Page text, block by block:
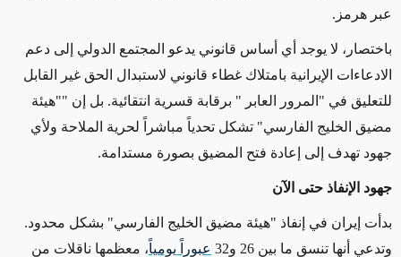
عبر هرمز .
باختصار، لا يوجد أي أساس قانوني يدعو المجتمع الدولي إلى دعم
الادعاءات الإيرانية بامتلاك غطاء قانوني لاستبدال الحق غير القابل
للتعليق في "المرور العابر " برقابة قسرية انتقائية. بل إن ""هيئة
مضيق الخليج الفارسي" تشكل تحدياً مباشراً لحرية الملاحة ولأي
جهود تهدف إلى إعادة فتح المضيق بصورة مستدامة.
جهود الإنفاذ حتى الآن
بدأت إيران في إنفاذ "هيئة مضيق الخليج الفارسي" بشكل محدود.
وتدعي أنها تنسق ما بين 26 و32
عبوراً يومياً، معظمها ناقلات من